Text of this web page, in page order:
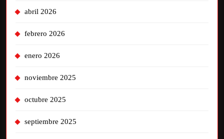
abril 2026
febrero 2026
enero 2026
noviembre 2025
octubre 2025
septiembre 2025